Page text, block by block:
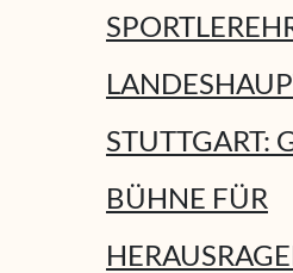
STUTTGART:
ÜHNE FÜR H